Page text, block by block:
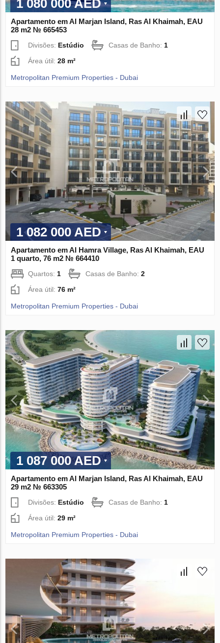
1 080 000 AED
Apartamento em Al Marjan Island, Ras Al Khaimah, EAU
28 m2 № 665453
Divisões: Estúdio Casas de Banho:1
Área útil:28 m²
Metropolitan Premium Properties - Dubai
1 082 000 AED
Apartamento em Al Hamra Village, Ras Al Khaimah, EAU
1 quarto, 76 m2 № 664410
Quartos: 1 Casas de Banho:2
Área útil:76 m²
Metropolitan Premium Properties - Dubai
1 087 000 AED
Apartamento em Al Marjan Island, Ras Al Khaimah, EAU
29 m2 № 663305
Divisões: Estúdio Casas de Banho: 1
Área útil:29 m²
Metropolitan Premium Properties - Dubai